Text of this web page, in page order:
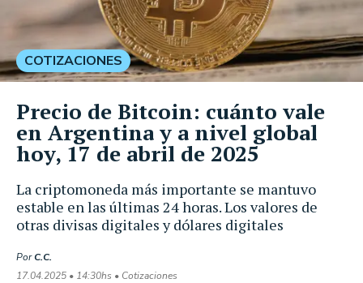
La criptomoneda más importante se mantuvo
estable en las últimas 24 horas. Los valores de
otras divisas digitales y dólares digitales
PorC.C.
17.04.2025 • 14:30hs • Cotizaciones
COTIZACIONES
Precio de Bitcoin: cuánto vale
en Argentina y a nivel global
hoy, 17 de abril de 2025